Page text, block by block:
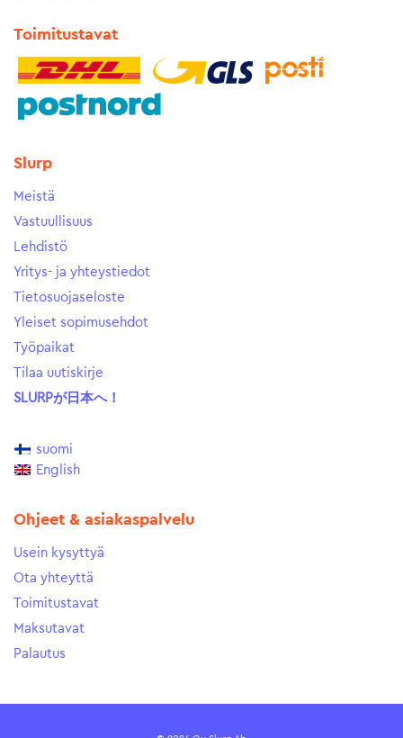
Toimitustavat
Slurp
Meistä
Vastuullisuus
Lehdistö
Yritys- ja yhteystiedot
Tietosuojaseloste
Yleiset sopimusehdot
Työpaikat
Tilaa uutiskirje
SLURPが日本へ！
suomi
English
Ohjeet & asiakaspalvelu
Usein kysyttyä
Ota yhteyttä
Toimitustavat
Maksutavat
Palautus